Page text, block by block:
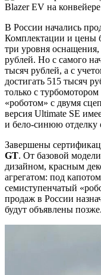
В России начались
Комплектации и цены
три уровня оснащения,
рублей. Но с самого
тысяч рублей, а с
достигать 515 тысяч
только с
«роботом» с двумя
версия Ultimate SE
и бело-синюю отделку
Завершены
GT. От базовой
дизайном, красным
агрегатом: под
семиступенчатый
продаж в России
будут объявлены позже.